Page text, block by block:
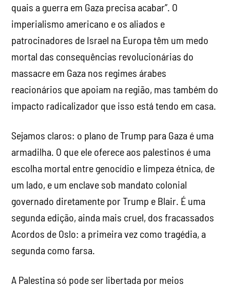
quais a guerra em Gaza precisa acabar”. O
imperialismo americano e os aliados e
patrocinadores de Israel na Europa têm um medo
mortal das consequências revolucionárias do
massacre em Gaza nos regimes árabes
reacionários que apoiam na região, mas também do
impacto radicalizador que isso está tendo em casa.
Sejamos claros: o plano de Trump para Gaza é uma
armadilha. O que ele oferece aos palestinos é uma
escolha mortal entre genocídio e limpeza étnica, de
um lado, e um enclave sob mandato colonial
governado diretamente por Trump e Blair. É uma
segunda edição, ainda mais cruel, dos fracassados ​​
Acordos de Oslo: a primeira vez como tragédia, a
segunda como farsa.
A Palestina só pode ser libertada por meios